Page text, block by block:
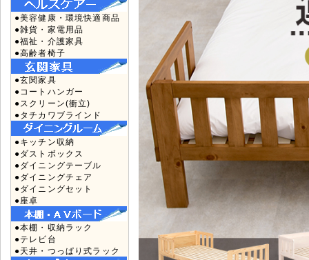
●美容健康・環境快適商品
●雑貨・家電用品
●福祉・介護家具
●高齢者椅子
●玄関家具
●コートハンガー
●スクリーン(衝立)
●タチカワブラインド
●キッチン収納
●ダストボックス
●ダイニングテーブル
●ダイニングチェア
●ダイニングセット
●座卓
●本棚・収納ラック
●テレビ台
●天井・つっぱり式ラック